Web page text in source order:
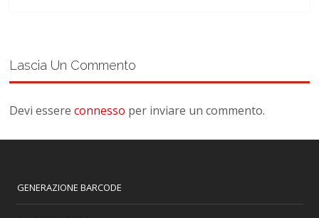
Lascia Un Commento
Devi essereconnesso per inviare un commento.
GENERAZIONE BARCODE